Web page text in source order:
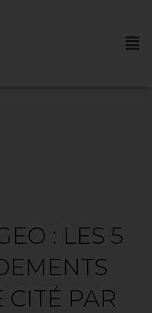
: LES 5
CITÉ PAR